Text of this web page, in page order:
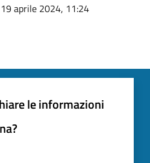
aprile 2024, 11:24
le informazioni